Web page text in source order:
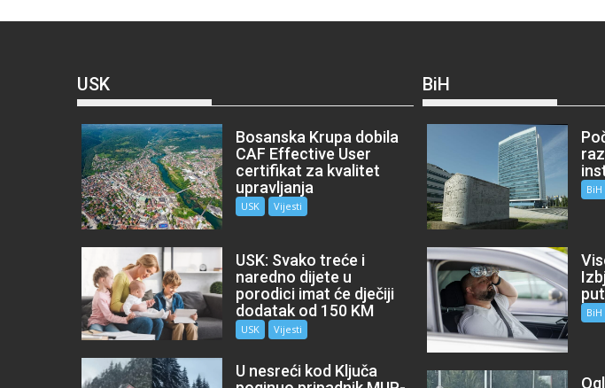
USK
Bosanska Krupa dobila
CAF Effective User
certifikat za kvalitet
upravljanja
USK Vijesti
USK: Svako treće i
naredno dijete u
porodici imat će dječiji
dodatak od 150 KM
USK Vijesti
U nesreći kod Ključa
BiH
BiH
BiH